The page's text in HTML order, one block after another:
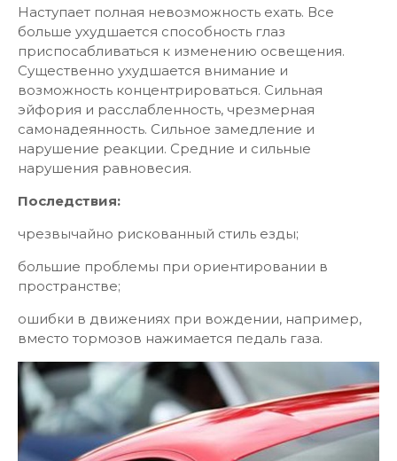
Наступает полная невозможность ехать. Все
больше ухудшается способность глаз
приспосабливаться к изменению освещения.
Существенно ухудшается внимание и
возможность концентрироваться. Сильная
эйфория и расслабленность, чрезмерная
самонадеянность. Сильное замедление и
нарушение реакции. Средние и сильные
нарушения равновесия.
Последствия:
чрезвычайно рискованный стиль езды;
большие проблемы при ориентировании в
пространстве;
ошибки в движениях при вождении, например,
вместо тормозов нажимается педаль газа.